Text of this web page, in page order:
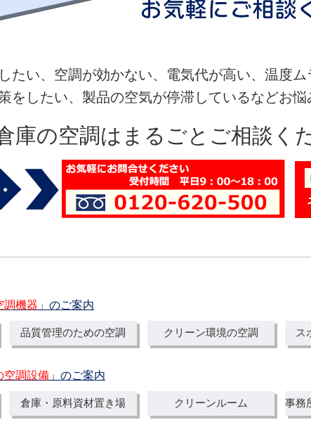
たい、空調が効かない、電気代が高い、温度ム
をしたい、製品の空気が停滞しているなどお悩
庫の空調はまるごとご相談く
調機器 」のご案内
品質管理のための空調 クリーン環境の空調 ス
空調設備 」のご案内
倉庫・原料資材置き場 クリーンルーム 事務